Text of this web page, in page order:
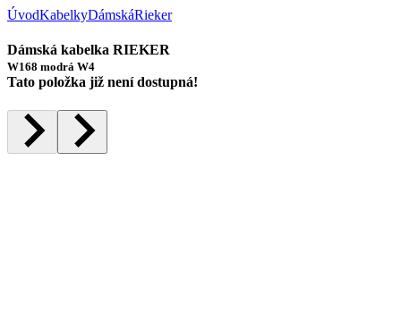
ÚvodKabelkyDámskáRieker
Dámská kabelka RIEKER
W168 modrá W4
Tato položka již není dostupná!